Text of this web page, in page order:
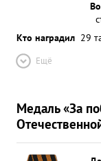
Кто наградил 29
Ещё
Медаль «За